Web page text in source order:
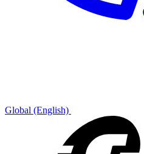
Global (English)